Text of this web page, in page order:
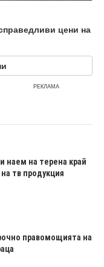
цени на
РЕКЛАМА
наем на терена край
тв продукция
правомощията на